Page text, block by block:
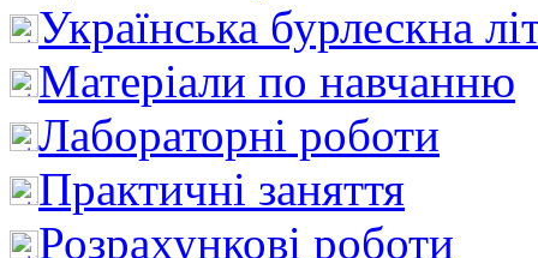
Українська бурлескна
Матеріали по навчанню
Лабораторні роботи
Практичні заняття
Розрахункові роботи